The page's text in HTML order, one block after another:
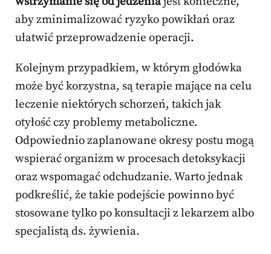
aby zminimalizować ryzyko powikłań oraz
ułatwić przeprowadzenie operacji.
Kolejnym przypadkiem, w którym głodówka
może być korzystna, są terapie mające na celu
leczenie niektórych schorzeń, takich jak
otyłość czy problemy metaboliczne.
Odpowiednio zaplanowane okresy postu mogą
wspierać organizm w procesach detoksykacji
oraz wspomagać odchudzanie. Warto jednak
podkreślić, że takie podejście powinno być
stosowane tylko po konsultacji z lekarzem albo
specjalistą ds. żywienia.